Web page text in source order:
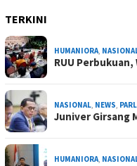
TERKINI
HUMANIORA,
RUU
NASIONAL, NEWS,
Juniver Girsang
HUMANIORA,